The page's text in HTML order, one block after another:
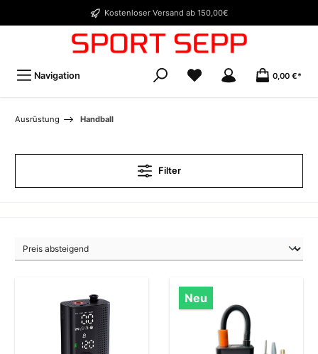
Kostenloser Versand ab 150,00€
Navigation 0,00 €*
Ausrüstung Handball
Filter
Neu